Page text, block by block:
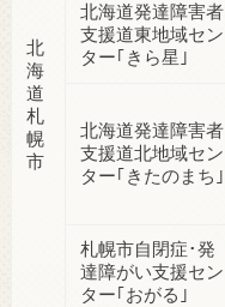
北
海
道
札
幌
市
北海道発達障害者
支援道東地域セン
ター｢きら星｣
北海道発達障害者
支援道北地域セン
ター｢きたのまち｣
札幌市自閉症･発
達障がい支援セン
ター｢おがる｣